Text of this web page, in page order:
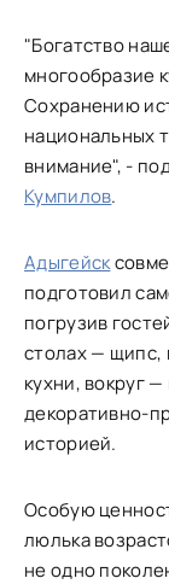
"Богатство
многообразие
Сохранению
национальных
внимание", -
Кумпилов.
Адыгейск
подготовил
погрузив
столах — щипс,
кухни, вокруг
декоративно-
историей.
Особую
люлька
не одно